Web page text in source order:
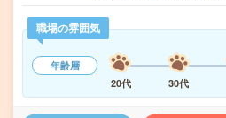
職場の雰囲気
年齢層
20代
30代